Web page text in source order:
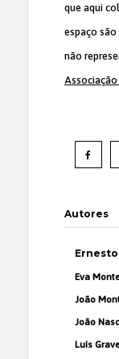
que aqui
espaço
não
Autores
Eva
João
João
Luís